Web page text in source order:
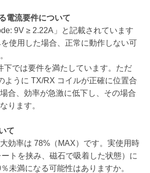
電流要件について
9V ≥ 2.22A」と記載されています
使用した場合、正常に動作しない可
下では要件を満たしています。ただ
ように TX/RX コイルが正確に位置合
合、効率が急激に低下し、その場合
ります。
て
効率は 78%（MAX）です。実使用時
ートを挟み、磁石で吸着した状態）に
未満になる可能性はありますか。